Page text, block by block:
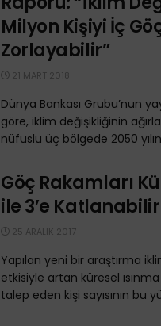
Milyon Kişiyi İç
Zorlayabilir”
21 MART 2018
Dünya Bankası Grubu’nun
göre, iklim değişikliğinin
nüfuslu üç bölgede 2050
Göç Rakamları
ile 3’e
25 ARALIK 2017
Yapılan yeni bir araştırma
etkisiyle artan küresel
talep eden kişi sayısının bu